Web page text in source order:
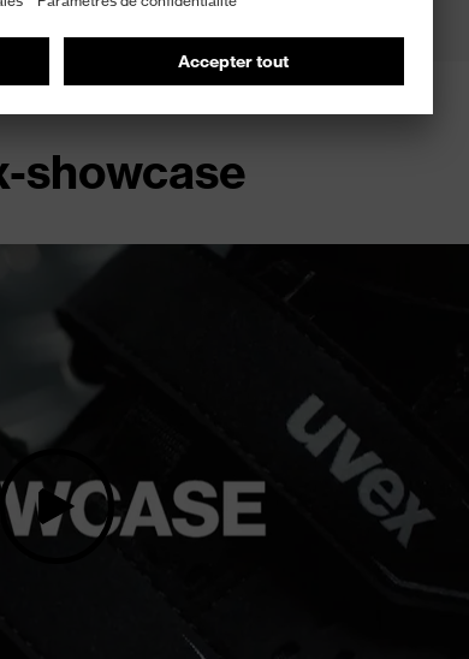
showcase